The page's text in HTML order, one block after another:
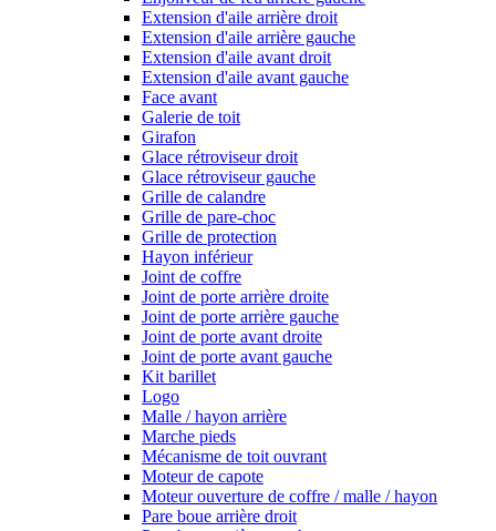
Extension d'aile arrière droit
Extension d'aile arrière gauche
Extension d'aile avant droit
Extension d'aile avant gauche
Face avant
Galerie de toit
Girafon
Glace rétroviseur droit
Glace rétroviseur gauche
Grille de calandre
Grille de pare-choc
Grille de protection
Hayon inférieur
Joint de coffre
Joint de porte arrière droite
Joint de porte arrière gauche
Joint de porte avant droite
Joint de porte avant gauche
Kit barillet
Logo
Malle / hayon arrière
Marche pieds
Mécanisme de toit ouvrant
Moteur de capote
Moteur ouverture de coffre / malle / hayon
Pare boue arrière droit